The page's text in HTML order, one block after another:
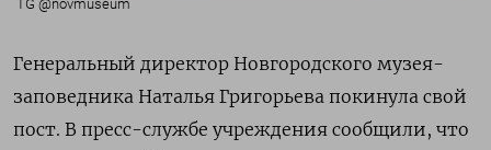
TG @novmuseum
Генеральный директор Новгородского музея-
заповедника Наталья Григорьева покинула свой
пост. В пресс-службе учреждения сообщили, что